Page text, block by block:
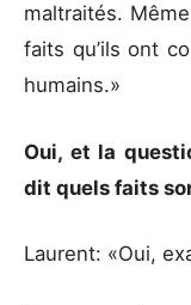
maltraités.
faits qu’ils ont
humains.»
Oui, et la
dit quels faits
Laurent: «Oui,